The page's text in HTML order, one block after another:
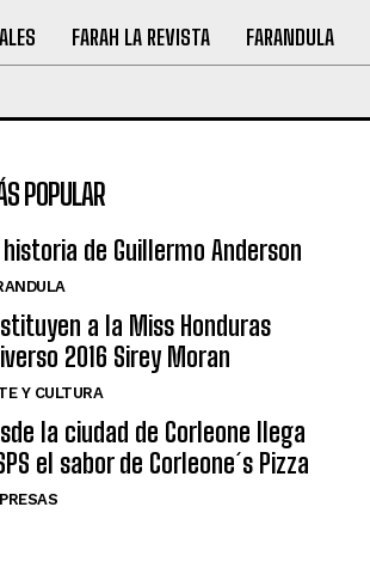
FARAH LA REVISTA FARANDULA
POPULAR
historia de Guillermo Anderson
a la Miss Honduras
2016 Sirey Moran
Y CULTURA
la ciudad de Corleone llega
el sabor de Corleone´s Pizza